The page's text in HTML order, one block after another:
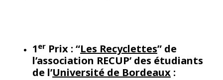
1 er Prix : “Les Recyclettes” de
l’association RECUP’ des étudiants
de l’Université de Bordeaux :